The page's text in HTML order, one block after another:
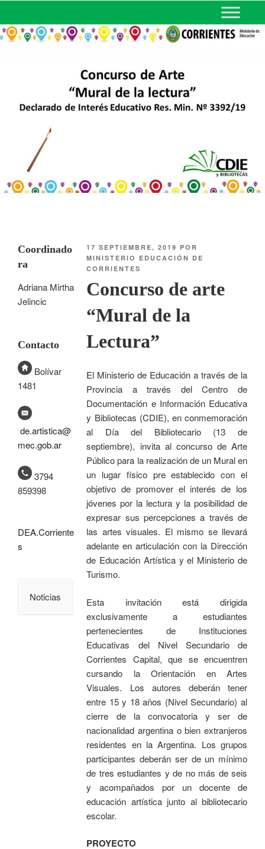
MINISTERIO DE EDUCACIÓN
DE CORRIENTES
17 SEPTIEMBRE, 2019 POR
MINISTERIO EDUCACIÓN DE
CORRIENTES
Concurso de arte
“Mural de la
Lectura”
El Ministerio de Educación a través de la
Provincia a través del Centro de
Documentación e Información Educativa
y Bibliotecas (CDIE), en conmemoración
al Día del Bibliotecario (13 de
septiembre), invita al concurso de Arte
Público para la realización de un Mural en
un lugar físico pre establecido con el
objetivo de promover el interés de los
jóvenes por la lectura y la posibilidad de
expresar sus percepciones a través de
las artes visuales. El mismo se llevará
adelante en articulación con la Dirección
de Educación Artística y el Ministerio de
Turismo.
Esta invitación está dirigida
exclusivamente a estudiantes
pertenecientes de Instituciones
Educativas del Nivel Secundario de
Corrientes Capital, que se encuentren
cursando la Orientación en Artes
Visuales. Los autores deberán tener
entre 15 y 18 años (Nivel Secundario) al
cierre de la convocatoria y ser de
nacionalidad argentina o bien extranjeros
residentes en la Argentina. Los grupos
participantes deberán ser de un mínimo
de tres estudiantes y de no más de seis
y acompañados por un docente de
educación artística junto al bibliotecario
escolar.
PROYECTO
Coordinado
ra
Adriana Mirtha
Jelincic
Contacto
Bolívar
1481
de.artistica@
mec.gob.ar
3794
859398
DEA.Corriente
s
Noticias